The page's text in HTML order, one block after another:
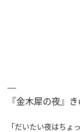
『金木犀の夜』
「だいたい夜はちょ